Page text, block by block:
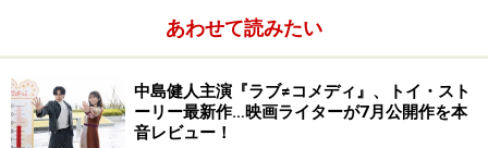
あわせて読みたい
中島健人主演『ラブ≠コメディ』、トイ・スト
ーリー最新作…映画ライターが7月公開作を本
音レビュー！